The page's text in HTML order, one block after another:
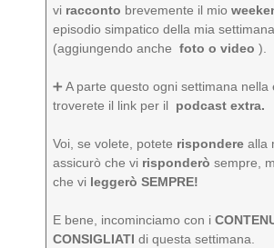
vi racconto brevemente il mio
episodio simpatico della mia settimana
(aggiungendo anchefoto o video ).
➕ A parte questo ogni settimana nella
troverete il link per il podcast extra.
Voi, se volete, potete rispondere alla
assicurò che vi risponderò sempre,
che vi leggerò SEMPRE!
E bene, incominciamo con i
CONSIGLIATI di questa settimana.